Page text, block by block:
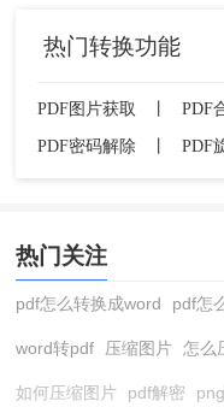
热门转换功能
PDF图片获取 PDF
PDF密码解除
丨 PDF
热门关注
pdf怎么转换成word pdf怎
word转pdf 压缩图片 怎么
如何压缩图片 pdf解密